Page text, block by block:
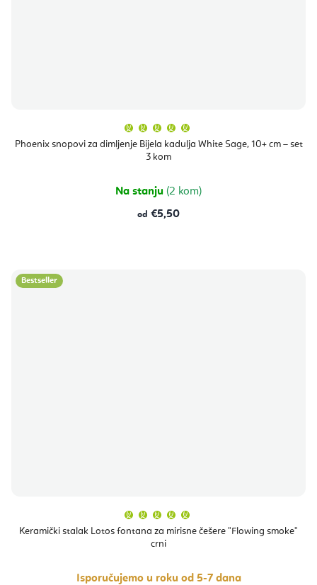
Phoenix snopovi za dimljenje Bijela kadulja White Sage, 10+ cm – set
3 kom
proizvoda
je
zvjezdica.
Na stanju (2 kom)
od €5,50
Bestseller
Keramički stalak Lotos fontana za mirisne češere "Flowing smoke"
crni
proizvoda
je
zvjezdica.
Isporučujemo u roku od 5-7 dana